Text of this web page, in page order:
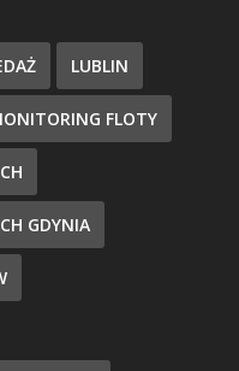
LUBLIN
FLOTY
GDYNIA